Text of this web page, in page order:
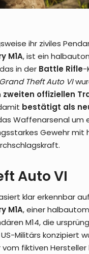
ihr ziviles
M1A, ist ein
in der Battle Rifle-
Grand Theft Auto VI
zweiten offiziellen
bestätigt als
Waffenarsenal um
Gewehr mit
Auto VI
klar erkennbar
M1A, einer
M14, die
Militärs konzipiert
fiktiven Hersteller